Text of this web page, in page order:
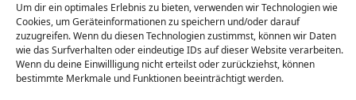
Um dir ein optimales Erlebnis zu bieten, verwenden wir Technologien wie
Cookies, um Geräteinformationen zu speichern und/oder darauf
zuzugreifen. Wenn du diesen Technologien zustimmst, können wir Daten
wie das Surfverhalten oder eindeutige IDs auf dieser Website verarbeiten.
Wenn du deine Einwillligung nicht erteilst oder zurückziehst, können
bestimmte Merkmale und Funktionen beeinträchtigt werden.